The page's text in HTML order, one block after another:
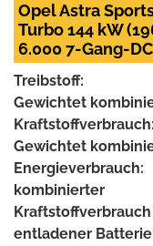
Opel Astra
Turbo 144 kW
6.000 7-Gang-
Treibstoff:
Gewichtet
Kraftstoffverbrauch:
Gewichtet
Energieverbrauch:
kombinierter
entladener